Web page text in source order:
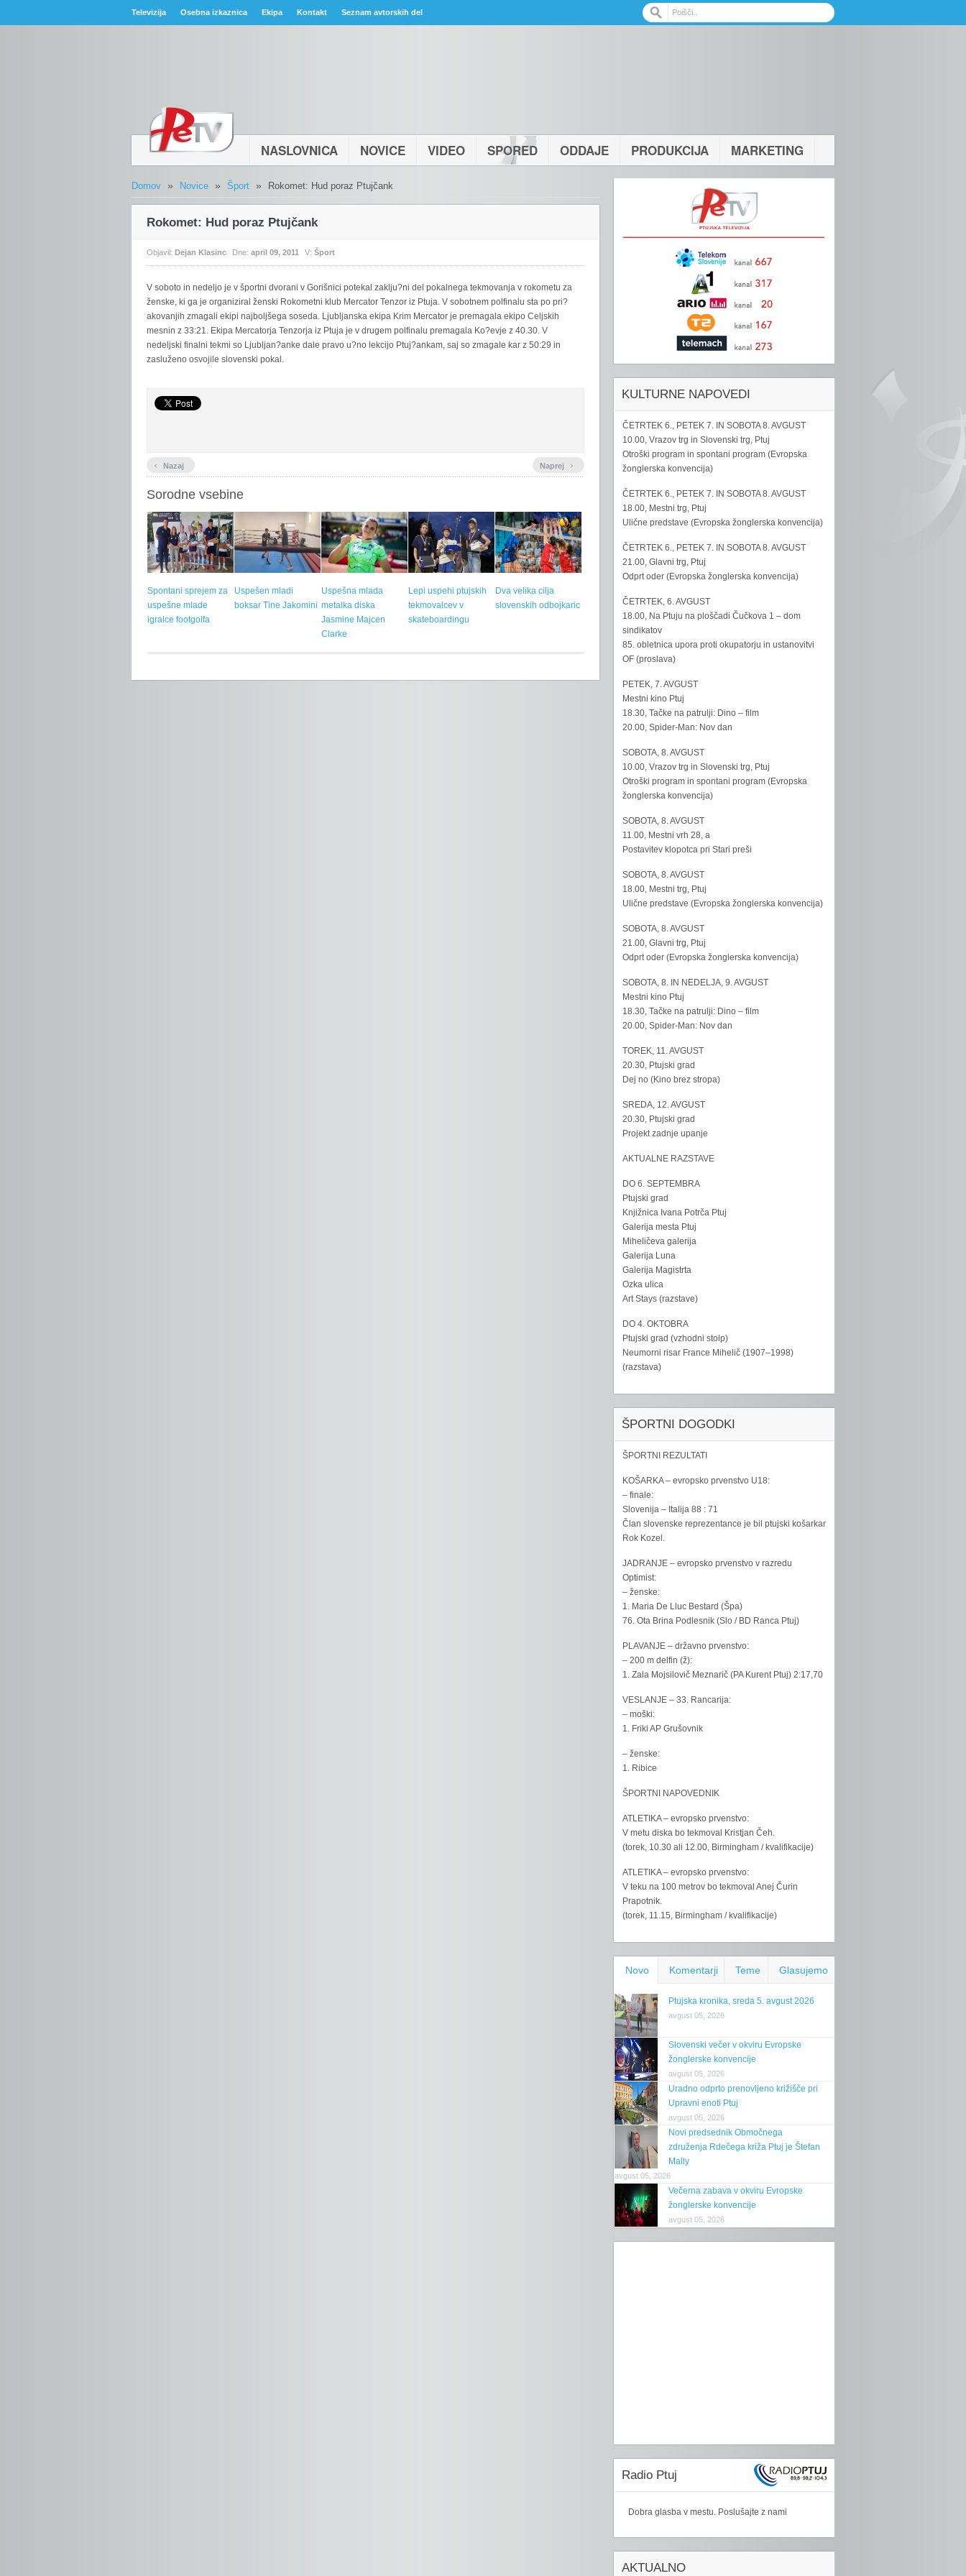
Televizija Osebna izkaznica Ekipa Kontakt Seznam avtorskih del
NASLOVNICA NOVICE VIDEO SPORED ODDAJE PRODUKCIJA MARKETING
Domov » Novice » Šport » Rokomet: Hud poraz Ptujčank
Rokomet: Hud poraz Ptujčank
Objavil: Dejan Klasinc Dne: april 09, 2011 V: Šport
V soboto in nedeljo je v športni dvorani v Gorišnici potekal zaklju?ni del pokalnega tekmovanja v rokometu za
ženske, ki ga je organiziral ženski Rokometni klub Mercator Tenzor iz Ptuja. V sobotnem polfinalu sta po pri?
akovanjih zmagali ekipi najboljšega soseda. Ljubljanska ekipa Krim Mercator je premagala ekipo Celjskih
mesnin z 33:21. Ekipa Mercatorja Tenzorja iz Ptuja je v drugem polfinalu premagala Ko?evje z 40.30. V
nedeljski finalni tekmi so Ljubljan?anke dale pravo u?no lekcijo Ptuj?ankam, saj so zmagale kar z 50:29 in
zasluženo osvojile slovenski pokal.
‹ Nazaj Naprej ›
Sorodne vsebine
Spontani sprejem za
uspešne mlade
igralce footgolfa
Uspešen mladi
boksar Tine Jakomini
Uspešna mlada
metalka diska
Jasmine Majcen
Clarke
Lepi uspehi ptujskih
tekmovalcev v
skateboardingu
Dva velika cilja
slovenskih odbojkaric
KULTURNE NAPOVEDI
ČETRTEK 6., PETEK 7. IN SOBOTA 8. AVGUST
10.00, Vrazov trg in Slovenski trg, Ptuj
Otroški program in spontani program (Evropska
žonglerska konvencija)
ČETRTEK 6., PETEK 7. IN SOBOTA 8. AVGUST
18.00, Mestni trg, Ptuj
Ulične predstave (Evropska žonglerska konvencija)
ČETRTEK 6., PETEK 7. IN SOBOTA 8. AVGUST
21.00, Glavni trg, Ptuj
Odprt oder (Evropska žonglerska konvencija)
ČETRTEK, 6. AVGUST
18.00, Na Ptuju na ploščadi Čučkova 1 – dom
sindikatov
85. obletnica upora proti okupatorju in ustanovitvi
OF (proslava)
PETEK, 7. AVGUST
Mestni kino Ptuj
18.30, Tačke na patrulji: Dino – film
20.00, Spider-Man: Nov dan
SOBOTA, 8. AVGUST
10.00, Vrazov trg in Slovenski trg, Ptuj
Otroški program in spontani program (Evropska
žonglerska konvencija)
SOBOTA, 8. AVGUST
11.00, Mestni vrh 28, a
Postavitev klopotca pri Stari preši
SOBOTA, 8. AVGUST
18.00, Mestni trg, Ptuj
Ulične predstave (Evropska žonglerska konvencija)
SOBOTA, 8. AVGUST
21.00, Glavni trg, Ptuj
Odprt oder (Evropska žonglerska konvencija)
SOBOTA, 8. IN NEDELJA, 9. AVGUST
Mestni kino Ptuj
18.30, Tačke na patrulji: Dino – film
20.00, Spider-Man: Nov dan
TOREK, 11. AVGUST
20.30, Ptujski grad
Dej no (Kino brez stropa)
SREDA, 12. AVGUST
20.30, Ptujski grad
Projekt zadnje upanje
AKTUALNE RAZSTAVE
DO 6. SEPTEMBRA
Ptujski grad
Knjižnica Ivana Potrča Ptuj
Galerija mesta Ptuj
Miheličeva galerija
Galerija Luna
Galerija Magistrta
Ozka ulica
Art Stays (razstave)
DO 4. OKTOBRA
Ptujski grad (vzhodni stolp)
Neumorni risar France Mihelič (1907–1998)
(razstava)
ŠPORTNI DOGODKI
ŠPORTNI REZULTATI
KOŠARKA – evropsko prvenstvo U18:
– finale:
Slovenija – Italija 88 : 71
Član slovenske reprezentance je bil ptujski košarkar
Rok Kozel.
JADRANJE – evropsko prvenstvo v razredu
Optimist:
– ženske:
1. Maria De Lluc Bestard (Špa)
76. Ota Brina Podlesnik (Slo / BD Ranca Ptuj)
PLAVANJE – državno prvenstvo:
– 200 m delfin (ž):
1. Zala Mojsilovič Meznarič (PA Kurent Ptuj) 2:17,70
VESLANJE – 33. Rancarija:
– moški:
1. Friki AP Grušovnik
– ženske:
1. Ribice
ŠPORTNI NAPOVEDNIK
ATLETIKA – evropsko prvenstvo:
V metu diska bo tekmoval Kristjan Čeh.
(torek, 10.30 ali 12.00, Birmingham / kvalifikacije)
ATLETIKA – evropsko prvenstvo:
V teku na 100 metrov bo tekmoval Anej Čurin
Prapotnik.
(torek, 11.15, Birmingham / kvalifikacije)
Novo Komentarji Teme Glasujemo
Ptujska kronika, sreda 5. avgust 2026
avgust 05, 2026
Slovenski večer v okviru Evropske
žonglerske konvencije
avgust 05, 2026
Uradno odprto prenovljeno križišče pri
Upravni enoti Ptuj
avgust 05, 2026
Novi predsednik Območnega
združenja Rdečega križa Ptuj je Štefan
Mally
avgust 05, 2026
Večerna zabava v okviru Evropske
žonglerske konvencije
avgust 05, 2026
Radio Ptuj
Dobra glasba v mestu. Poslušajte z nami
AKTUALNO